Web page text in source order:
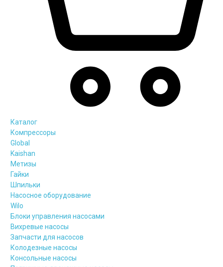
Каталог
Компрессоры
Global
Kaishan
Метизы
Гайки
Шпильки
Насосное оборудование
Wilo
Блоки управления насосами
Вихревые насосы
Запчасти для насосов
Колодезные насосы
Консольные насосы